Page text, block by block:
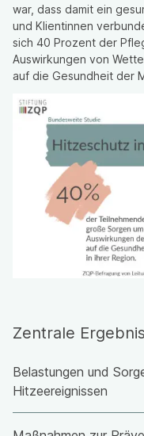
war, dass damit ein
und Klientinnen
sich 40 Prozent der
Auswirkungen von
auf die Gesundheit der
Zentrale
Belastungen und
Hitzeereignissen